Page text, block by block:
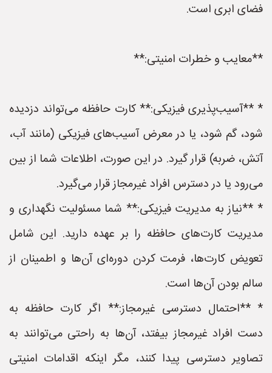
فضای ابری است.
**معایب و خطرات امنیتی:**
* **آسیب‌پذیری فیزیکی:** کارت حافظه می‌تواند دزدیده
شود، گم شود، یا در معرض آسیب‌های فیزیکی (مانند آب،
آتش، ضربه) قرار گیرد. در این صورت، اطلاعات شما از بین
می‌رود یا در دسترس افراد غیرمجاز قرار می‌گیرد.
* **نیاز به مدیریت فیزیکی:** شما مسئولیت نگهداری و
مدیریت کارت‌های حافظه را بر عهده دارید. این شامل
تعویض کارت‌ها، فرمت کردن دوره‌ای آن‌ها و اطمینان از
سالم بودن آن‌ها است.
* **احتمال دسترسی غیرمجاز:** اگر کارت حافظه به
دست افراد غیرمجاز بیفتد، آن‌ها به راحتی می‌توانند به
تصاویر دسترسی پیدا کنند، مگر اینکه اقدامات امنیتی